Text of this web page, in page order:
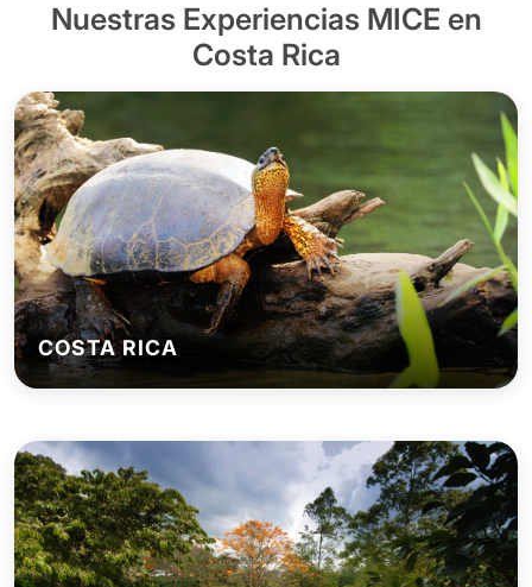
Nuestras Experiencias MICE en
Costa Rica
COSTA RICA